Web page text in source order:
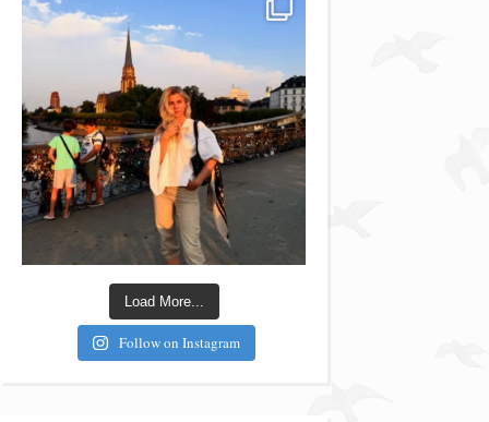
Load More...
Follow on Instagram